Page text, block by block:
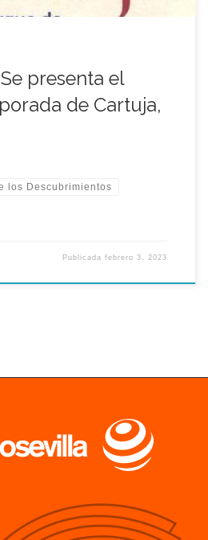
presenta el
de Cartuja,
los Descubrimientos
Publicadafebrero 3, 2023